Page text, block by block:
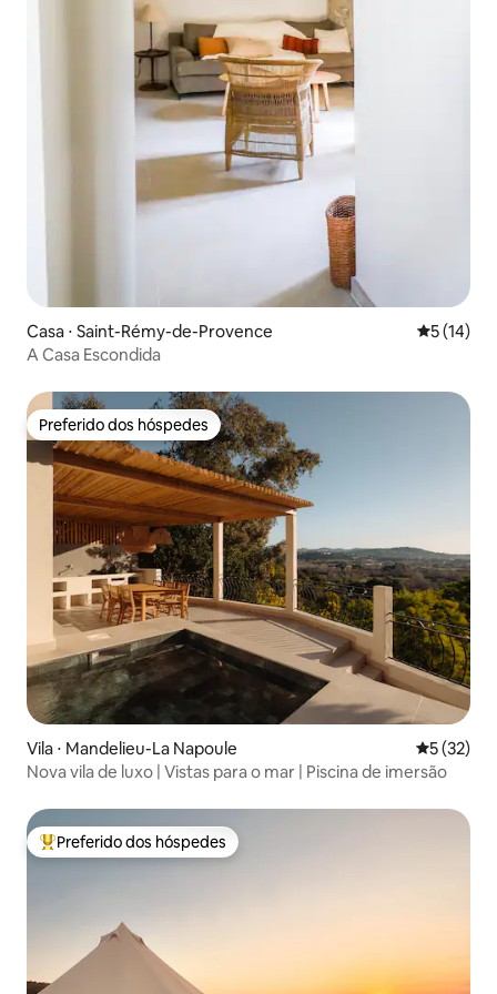
Casa ⋅ Saint-Rémy-de-Provence 5 de uma
5 (14)
A Casa Escondida
Preferido dos hóspedes
Preferido dos hóspedes
Vila ⋅ Mandelieu-La Napoule 5 de uma
5 (32)
Nova vila de luxo | Vistas para o mar | Piscina de imersão
Entre os melhores preferidos dos hóspedes
Preferido dos hóspedes